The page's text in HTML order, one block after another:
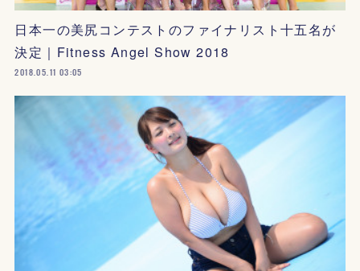
日本一の美尻コンテストのファイナリスト十五名が
決定｜Fitness Angel Show 2018
2018.05.11 03:05